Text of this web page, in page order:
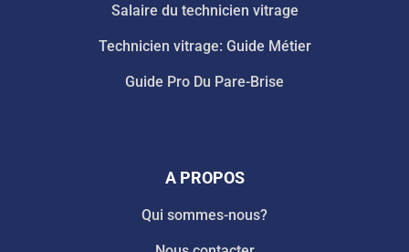
Salaire du technicien vitrage
Technicien vitrage: Guide Métier
Guide Pro Du Pare-Brise
A PROPOS
Qui sommes-nous?